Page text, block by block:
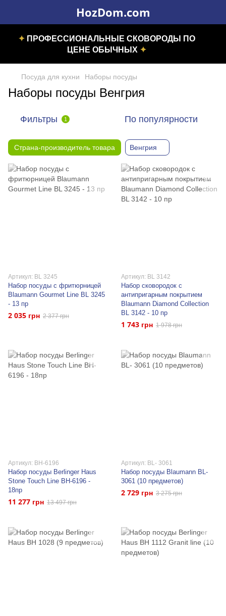
HozDom.com
✦ ПРОФЕССИОНАЛЬНЫЕ СКОВОРОДЫ ПО
ЦЕНЕ ОБЫЧНЫХ ✦
Посуда для кухни Наборы посуды
Наборы посуды Венгрия
Фильтры 1 По популярности
Страна-производитель товара Венгрия
Артикул: BL 3245
Набор посуды с фритюрницей
Blaumann Gourmet Line BL 3245
- 13 пр
2 035 грн 2 377 грн
Артикул: BL 3142
Набор сковородок с
антипригарным покрытием
Blaumann Diamond Collection
BL 3142 - 10 пр
1 743 грн 1 978 грн
Артикул: BH-6196
Набор посуды Berlinger Haus
Stone Touch Line BH-6196 -
18пр
11 277 грн 13 497 грн
Артикул: BL- 3061
Набор посуды Blaumann BL-
3061 (10 предметов)
2 729 грн 3 275 грн